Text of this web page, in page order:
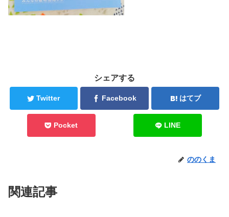
シェアする
Twitter Facebook はてブ
Pocket LINE
ののくま
関連記事